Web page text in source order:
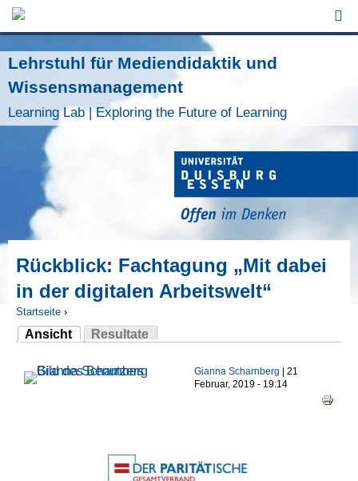
Jump to Navigation
Lehrstuhl für Mediendidaktik und
Wissensmanagement
Learning Lab | Exploring the Future of Learning
Rückblick: Fachtagung „Mit dabei
in der digitalen Arbeitswelt“
Sie sind hier
Startseite ›
Haupt-Reiter
Ansicht
(aktiver Reiter)
Resultate
Gianna Scharnberg | 21
Februar, 2019 - 19:14